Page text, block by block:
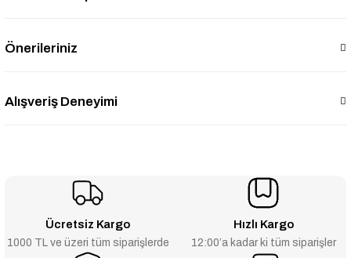
Önerileriniz
Alışveriş Deneyimi
Ücretsiz Kargo
1000 TL ve üzeri tüm siparişlerde
Hızlı Kargo
12:00’a kadar ki tüm siparişler